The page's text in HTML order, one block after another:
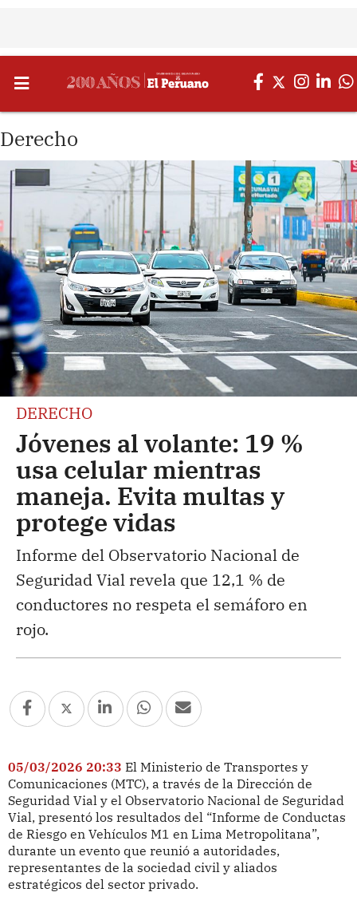
Derecho
DERECHO
Jóvenes al volante: 19 %
usa celular mientras
maneja. Evita multas y
protege vidas
Informe del Observatorio Nacional de
Seguridad Vial revela que 12,1 % de
conductores no respeta el semáforo en
rojo.
05/03/2026 20:33 El Ministerio de Transportes y
Comunicaciones (MTC), a través de la Dirección de
Seguridad Vial y el Observatorio Nacional de Seguridad
Vial, presentó los resultados del “Informe de Conductas
de Riesgo en Vehículos M1 en Lima Metropolitana”,
durante un evento que reunió a autoridades,
representantes de la sociedad civil y aliados
estratégicos del sector privado.